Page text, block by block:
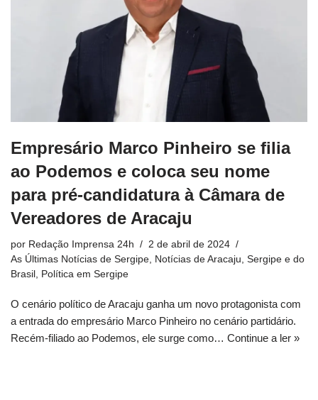
Empresário Marco Pinheiro se filia
ao Podemos e coloca seu nome
para pré-candidatura à Câmara de
Vereadores de Aracaju
por Redação Imprensa 24h
2 de abril de 2024
As Últimas Notícias de Sergipe
Notícias de Aracaju, Sergipe e do
Brasil
Política em Sergipe
O cenário político de Aracaju ganha um novo protagonista com
a entrada do empresário Marco Pinheiro no cenário partidário.
Recém-filiado ao Podemos, ele surge como… Continue a ler »